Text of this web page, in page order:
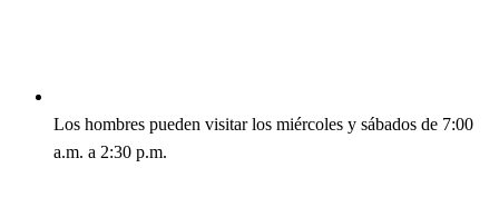
Los hombres pueden visitar los miércoles y sábados de 7:00
a.m. a 2:30 p.m.